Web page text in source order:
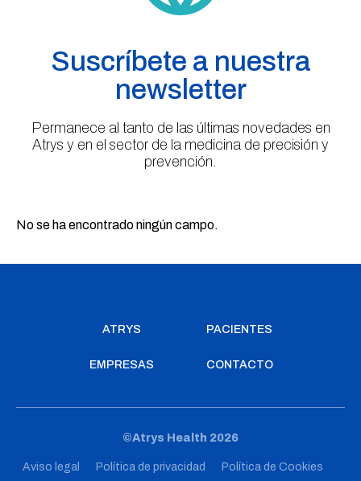
Suscríbete a nuestra
newsletter
Permanece al tanto de las últimas novedades en
Atrys y en el sector de la medicina de precisión y
prevención.
No se ha encontrado ningún campo.
ATRYS PACIENTES
EMPRESAS CONTACTO
©Atrys Health 2026
Aviso legal Política de privacidad Política de Cookies